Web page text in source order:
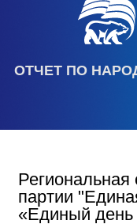
ОТЧЕТ ПО
партии
«Единый день